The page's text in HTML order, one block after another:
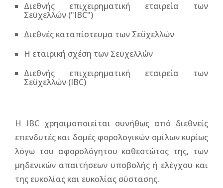
Διεθνής επιχειρηματική εταιρεία των
Σεϋχελλών ("IBC")
Διεθνές καταπίστευμα των Σεϋχελλών
Η εταιρική σχέση των Σεϋχελλών
Διεθνής επιχειρηματική εταιρεία των
Σεϋχελλών (IBC)
Η IBC χρησιμοποιείται συνήθως από διεθνείς
επενδυτές και δομές φορολογικών ομίλων κυρίως
λόγω του αφορολόγητου καθεστώτος της, των
μηδενικών απαιτήσεων υποβολής ή ελέγχου και
της ευκολίας και ευκολίας σύστασης.